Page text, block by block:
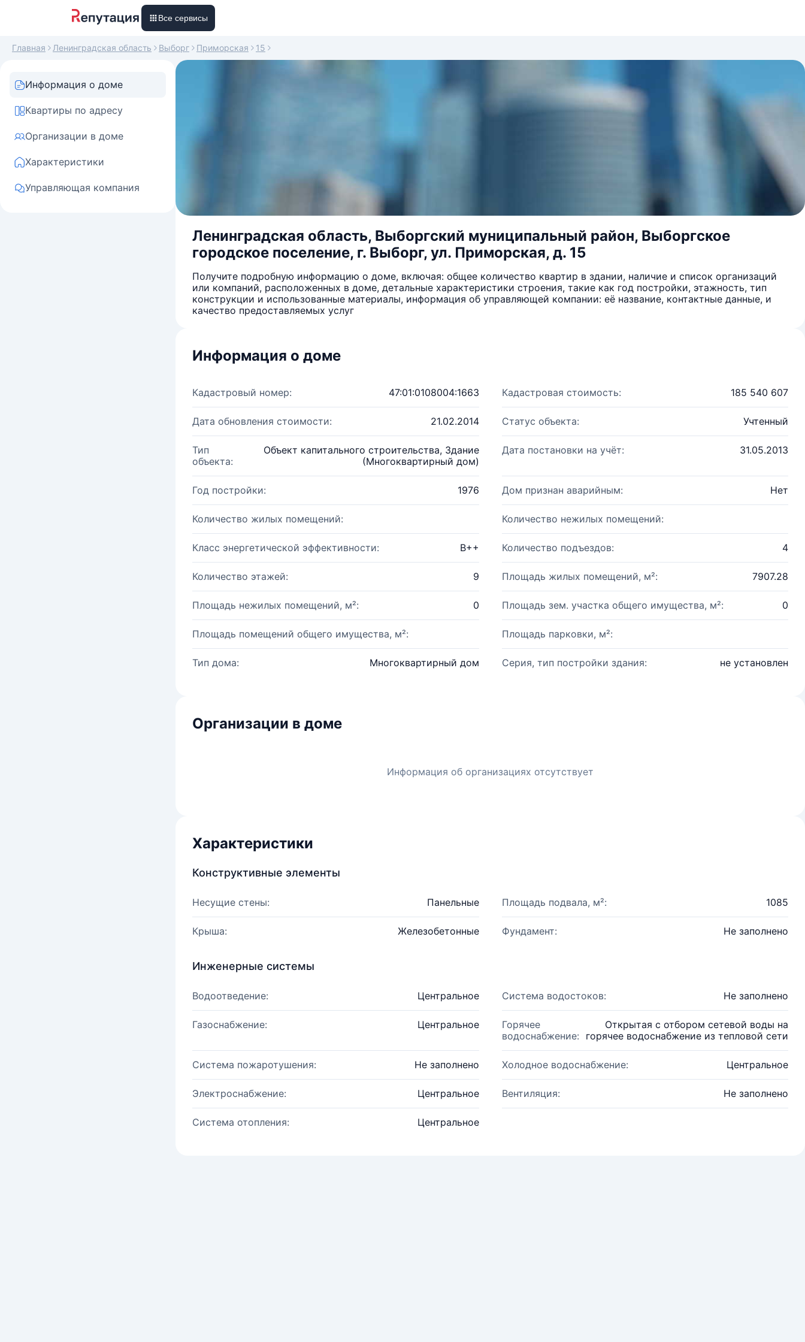
Все сервисы
Главная Ленинградская область Выборг Приморская 15
Информация о доме
Квартиры по адресу
Организации в доме
Характеристики
Управляющая компания
Ленинградская область, Выборгский муниципальный район, Выборгское
городское поселение, г. Выборг, ул. Приморская, д. 15
Получите подробную информацию о доме, включая: общее количество квартир в здании, наличие и список организаций
или компаний, расположенных в доме, детальные характеристики строения, такие как год постройки, этажность, тип
конструкции и использованные материалы, информация об управляющей компании: её название, контактные данные, и
качество предоставляемых услуг
Информация о доме
Кадастровый номер: 47:01:0108004:1663 Кадастровая стоимость: 185 540 607
Дата обновления стоимости: 21.02.2014 Статус объекта: Учтенный
Тип
объекта:
Объект капитального строительства, Здание
(Многоквартирный дом)
Дата постановки на учёт: 31.05.2013
Год постройки: 1976 Дом признан аварийным: Нет
Количество жилых помещений: Количество нежилых помещений:
Класс энергетической эффективности: B++ Количество подъездов: 4
Количество этажей: 9 Площадь жилых помещений, м²: 7907.28
Площадь нежилых помещений, м²: 0 Площадь зем. участка общего имущества, м²: 0
Площадь помещений общего имущества, м²: Площадь парковки, м²:
Тип дома: Многоквартирный дом Серия, тип постройки здания: не установлен
Организации в доме
Информация об организациях отсутствует
Характеристики
Конструктивные элементы
Несущие стены: Панельные Площадь подвала, м²: 1085
Крыша: Железобетонные Фундамент: Не заполнено
Инженерные системы
Водоотведение: Центральное Система водостоков: Не заполнено
Газоснабжение: Центральное
Горячее
водоснабжение:
Открытая с отбором сетевой воды на
горячее водоснабжение из тепловой сети
Система пожаротушения: Не заполнено Холодное водоснабжение: Центральное
Электроснабжение: Центральное Вентиляция: Не заполнено
Система отопления: Центральное